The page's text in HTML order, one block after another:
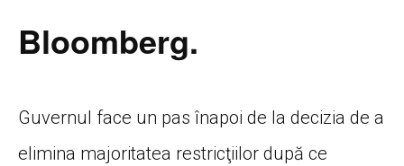
Bloomberg.
Guvernul face un pas înapoi de la decizia de a
elimina majoritatea restricţiilor după ce